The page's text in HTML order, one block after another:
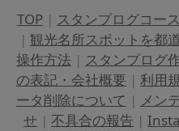
TOP | スタンプログコー
| 観光名所スポットを都
操作方法 | スタンプログ
の表記・会社概要 | 利用
ータ削除について | メン
せ | 不具合の報告 |